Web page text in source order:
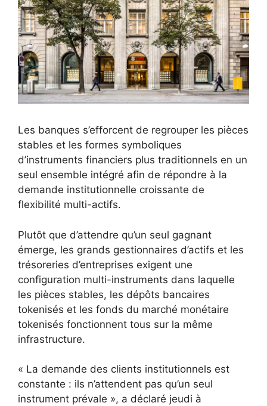
Les banques s’efforcent de regrouper les pièces
stables et les formes symboliques
d’instruments financiers plus traditionnels en un
seul ensemble intégré afin de répondre à la
demande institutionnelle croissante de
flexibilité multi-actifs.
Plutôt que d’attendre qu’un seul gagnant
émerge, les grands gestionnaires d’actifs et les
trésoreries d’entreprises exigent une
configuration multi-instruments dans laquelle
les pièces stables, les dépôts bancaires
tokenisés et les fonds du marché monétaire
tokenisés fonctionnent tous sur la même
infrastructure.
« La demande des clients institutionnels est
constante : ils n’attendent pas qu’un seul
instrument prévale », a déclaré jeudi à